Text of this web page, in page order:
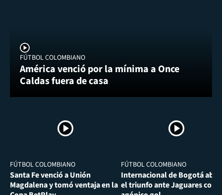
FÚTBOL COLOMBIANO
América venció por la mínima a Once
Caldas fuera de casa
FÚTBOL COLOMBIANO
Santa Fe venció a Unión
Magdalena y tomó ventaja en la
FÚTBOL COLOMBIANO
Internacional de Bogotá
el triunfo ante Jaguares con